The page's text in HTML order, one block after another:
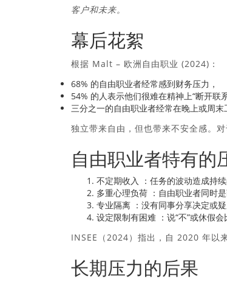
客户和未来。
幕后花絮
根据 Malt – 欧洲自由职业 (2024)：
68% 的自由职业者经常感到财务压力，
54% 的人表示他们很难在精神上“断开联系
三分之一的自由职业者经常在晚上或周末
独立带来自由，但也带来不安全感。
自由职业者特有的
不定期收入
：任务的波动造成持续
多重心理负荷 ：自由职业者同时
专业隔离 ：没有同事分享决定或疑
设定限制有困难 ：说“不”或休假
INSEE（2024）指出，自 2020 年以
长期压力的后果